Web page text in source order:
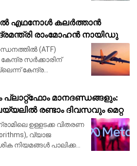
സ്ഥാപനങ്ങൾക്ക്
എഥനോൾ കലർത്താൻ
രാംമോഹൻ നായിഡു
(ATF)
സർക്കാരിന്
കേന്ദ്ര
രാംമോഹൻ നായിഡു
മാനദണ്ഡങ്ങളും:
രണ്ടാം ദിവസവും മെറ്റ
ഉള്ളടക്ക വിതരണ
വ്യാജ
നിയമങ്ങൾ പാലിക്കൽ
സോഷ്യൽ മീഡിയ